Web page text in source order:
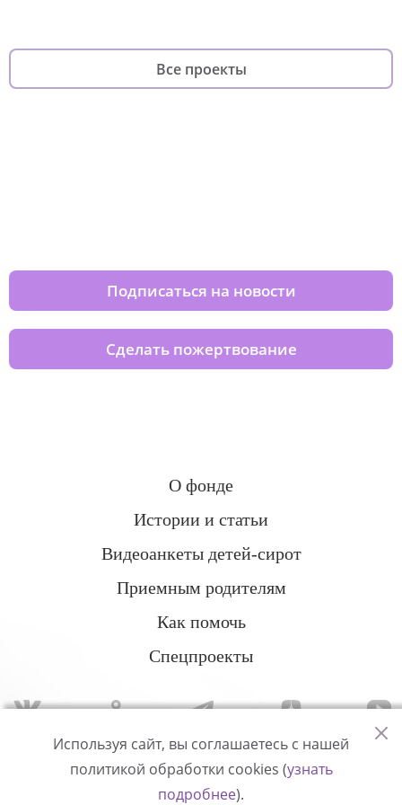
Все проекты
Подписаться на новости
Сделать пожертвование
О фонде
Истории и статьи
Видеоанкеты детей-сирот
Приемным родителям
Как помочь
Спецпроекты
Политика конфиденциальности
Используя сайт, вы соглашаетесь с нашей
политикой обработки cookies (узнать
подробнее).